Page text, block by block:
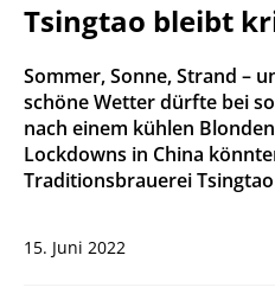
Tsingtao bleibt
Sommer, Sonne, Strand –
schöne Wetter dürfte bei
nach einem kühlen
Lockdowns in China
Traditionsbrauerei
15. Juni 2022